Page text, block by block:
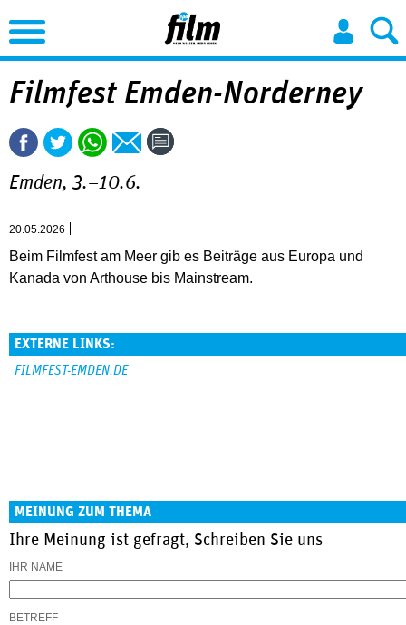
Jump to Navigation
Filmfest Emden-Norderney
Emden, 3.–10.6.
20.05.2026
Beim Filmfest am Meer gib es Beiträge aus Europa und
Kanada von Arthouse bis Mainstream.
EXTERNE LINKS:
FILMFEST-EMDEN.DE
MEINUNG ZUM THEMA
Ihre Meinung ist gefragt, Schreiben Sie uns
IHR NAME
BETREFF